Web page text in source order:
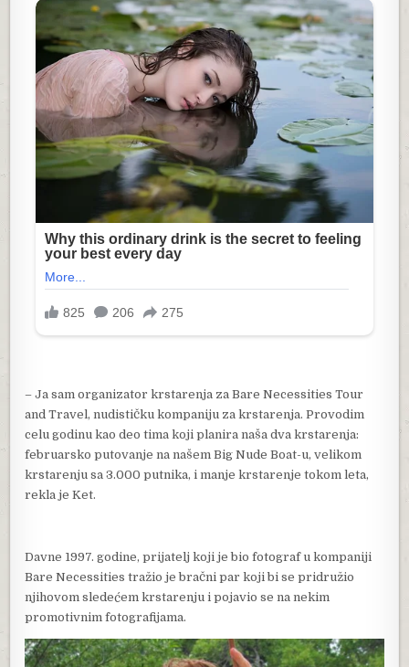
– Ja sam organizator krstarenja za Bare Necessities Tour
and Travel, nudističku kompaniju za krstarenja. Provodim
celu godinu kao deo tima koji planira naša dva krstarenja:
februarsko putovanje na našem Big Nude Boat-u, velikom
krstarenju sa 3.000 putnika, i manje krstarenje tokom leta,
rekla je Ket.
Davne 1997. godine, prijatelj koji je bio fotograf u kompaniji
Bare Necessities tražio je bračni par koji bi se pridružio
njihovom sledećem krstarenju i pojavio se na nekim
promotivnim fotografijama.